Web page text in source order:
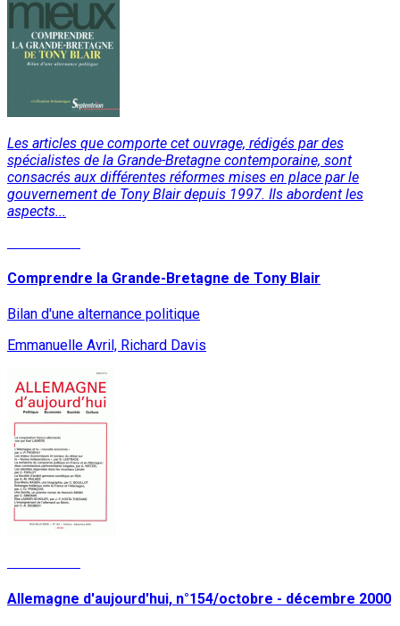
Les articles que comporte cet ouvrage, rédigés par des
spécialistes de la Grande-Bretagne contemporaine, sont
consacrés aux différentes réformes mises en place par le
gouvernement de Tony Blair depuis 1997. Ils abordent les
aspects...
Comprendre la Grande-Bretagne de Tony Blair
Bilan d'une alternance politique
Emmanuelle Avril, Richard Davis
Allemagne d'aujourd'hui, n°154/octobre - décembre 2000